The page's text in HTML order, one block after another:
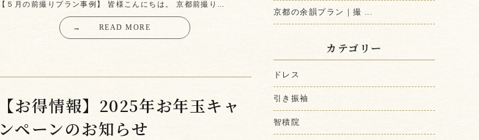
【５月の前撮りプラン事例】 皆様こんにちは。 京都前撮り…
→ READ MORE
【お得情報】2025年お年玉キャ
ンペーンのお知らせ
京都の余韻プラン｜撮 ...
カテゴリー
ドレス
引き振袖
智積院